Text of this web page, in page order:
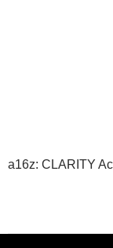
a16z: CLARITY